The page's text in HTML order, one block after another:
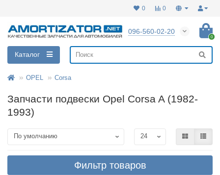
0
0
096-560-02-20
0
Каталог
OPEL Corsa
Запчасти подвески Opel Corsa A (1982-
1993)
Фильтр товаров